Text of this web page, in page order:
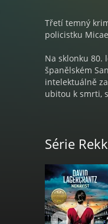
Třetí temný
policistku
Na sklonku 80.
španělském
intelektuálně
ubitou k smrti,
vypátrat.
David
Jan Drbohlav |
| Natočeno ve
Jana
Euromedia
Lagercrantz,
Série